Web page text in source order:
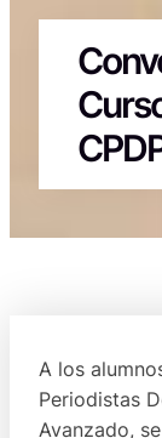
A los
Periodistas
Avanzado,